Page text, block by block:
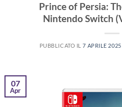
Prince of Persia:
Nintendo Switch
PUBBLICATO IL7 APRILE 2025
07
Apr